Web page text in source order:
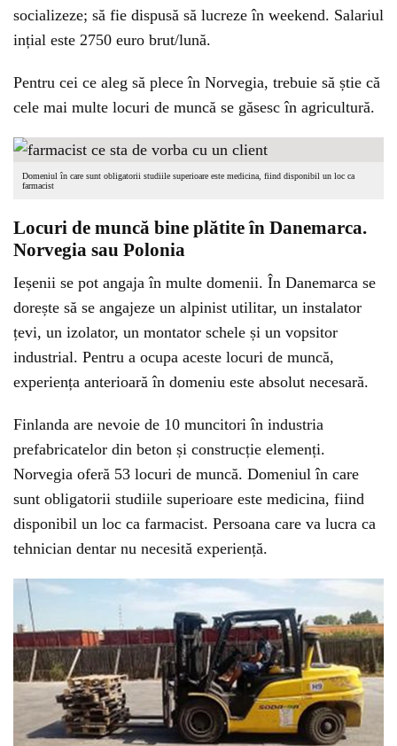
socializeze; să fie dispusă să lucreze în weekend. Salariul
ințial este 2750 euro brut/lună.
Pentru cei ce aleg să plece în Norvegia, trebuie să știe că
cele mai multe locuri de muncă se găsesc în agricultură.
Domeniul în care sunt obligatorii studiile superioare este medicina, fiind disponibil un loc ca
farmacist
Locuri de muncă bine plătite în Danemarca.
Norvegia sau Polonia
Ieșenii se pot angaja în multe domenii. În Danemarca se
dorește să se angajeze un alpinist utilitar, un instalator
țevi, un izolator, un montator schele și un vopsitor
industrial. Pentru a ocupa aceste locuri de muncă,
experiența anterioară în domeniu este absolut necesară.
Finlanda are nevoie de 10 muncitori în industria
prefabricatelor din beton și construcție elemenți.
Norvegia oferă 53 locuri de muncă. Domeniul în care
sunt obligatorii studiile superioare este medicina, fiind
disponibil un loc ca farmacist. Persoana care va lucra ca
tehnician dentar nu necesită experiență.